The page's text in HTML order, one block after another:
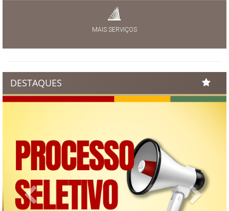
MAIS SERVIÇOS
DESTAQUES
Previous Next